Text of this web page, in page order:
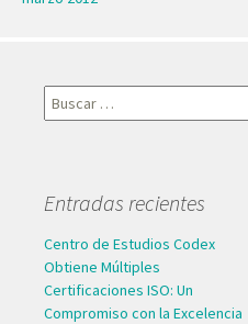
Buscar:
Entradas recientes
Centro de Estudios Codex
Obtiene Múltiples
Certificaciones ISO: Un
Compromiso con la Excelencia